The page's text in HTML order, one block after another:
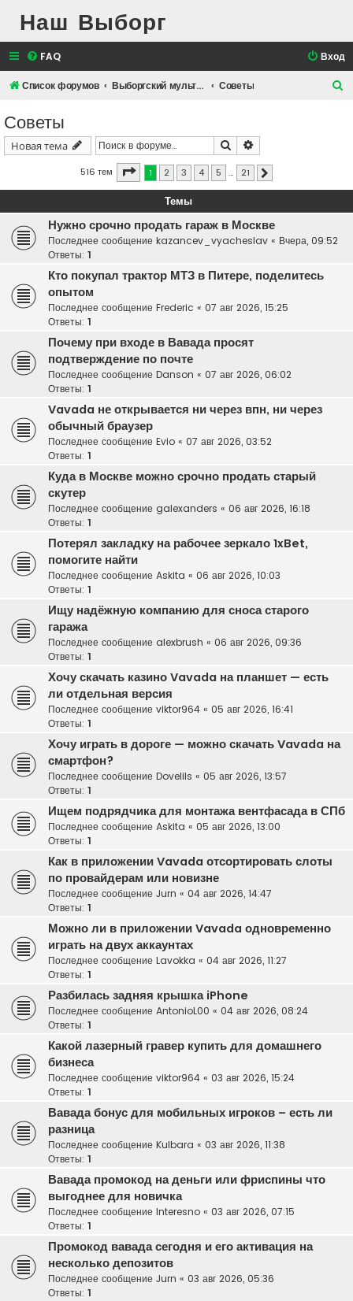
Наш Выборг
FAQ Вход
Список форумов Выборгский мультимедийный клуб Советы
Советы
Новая тема Поиск
516 тем Страница 1из 21
1 2 3 4 5 … 21
Темы
Нужно срочно продать гараж в Москве
Последнее сообщение kazancev_vyacheslav « Вчера, 09:52
Ответы: 1
Кто покупал трактор МТЗ в Питере, поделитесь
опытом
Последнее сообщение Frederic « 07 авг 2026, 15:25
Ответы: 1
Почему при входе в Вавада просят
подтверждение по почте
Последнее сообщение Danson « 07 авг 2026, 06:02
Ответы: 1
Vavada не открывается ни через впн, ни через
обычный браузер
Последнее сообщение Evio « 07 авг 2026, 03:52
Ответы: 1
Куда в Москве можно срочно продать старый
скутер
Последнее сообщение galexanders « 06 авг 2026, 16:18
Ответы: 1
Потерял закладку на рабочее зеркало 1xBet,
помогите найти
Последнее сообщение Askita « 06 авг 2026, 10:03
Ответы: 1
Ищу надёжную компанию для сноса старого
гаража
Последнее сообщение alexbrush « 06 авг 2026, 09:36
Ответы: 1
Хочу скачать казино Vavada на планшет — есть
ли отдельная версия
Последнее сообщение viktor964 « 05 авг 2026, 16:41
Ответы: 1
Хочу играть в дороге — можно скачать Vavada на
смартфон?
Последнее сообщение Dovelils « 05 авг 2026, 13:57
Ответы: 1
Ищем подрядчика для монтажа вентфасада в СПб
Последнее сообщение Askita « 05 авг 2026, 13:00
Ответы: 1
Как в приложении Vavada отсортировать слоты
по провайдерам или новизне
Последнее сообщение Jurn « 04 авг 2026, 14:47
Ответы: 1
Можно ли в приложении Vavada одновременно
играть на двух аккаунтах
Последнее сообщение Lavokka « 04 авг 2026, 11:27
Ответы: 1
Разбилась задняя крышка iPhone
Последнее сообщение AntonioL00 « 04 авг 2026, 08:24
Ответы: 1
Какой лазерный гравер купить для домашнего
бизнеса
Последнее сообщение viktor964 « 03 авг 2026, 15:24
Ответы: 1
Вавада бонус для мобильных игроков – есть ли
разница
Последнее сообщение Kulbara « 03 авг 2026, 11:38
Ответы: 1
Вавада промокод на деньги или фриспины что
выгоднее для новичка
Последнее сообщение Interesno « 03 авг 2026, 07:15
Ответы: 1
Промокод вавада сегодня и его активация на
несколько депозитов
Последнее сообщение Jurn « 03 авг 2026, 05:36
Ответы: 1